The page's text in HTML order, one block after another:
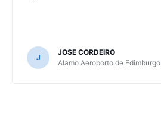
J
JOSE CORDEIRO
Alamo Aeroporto de Edimburgo